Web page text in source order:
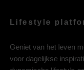
Lifestyle
Geniet van het leven
voor dagelijkse